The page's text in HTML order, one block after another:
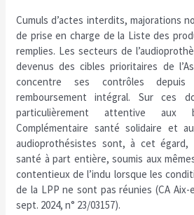
Cumuls d’actes interdits, majorations
de prise en charge de la Liste des
remplies. Les secteurs de
devenus des cibles prioritaires de
concentre ses contrôles
remboursement intégral. Sur ces
particulièrement attentive aux
Complémentaire santé solidaire et
audioprothésistes sont, à cet égard,
santé à part entière, soumis aux
contentieux de l’indu lorsque les
de la LPP ne sont pas réunies (CA Aix-
sept. 2024, n° 23/03157).